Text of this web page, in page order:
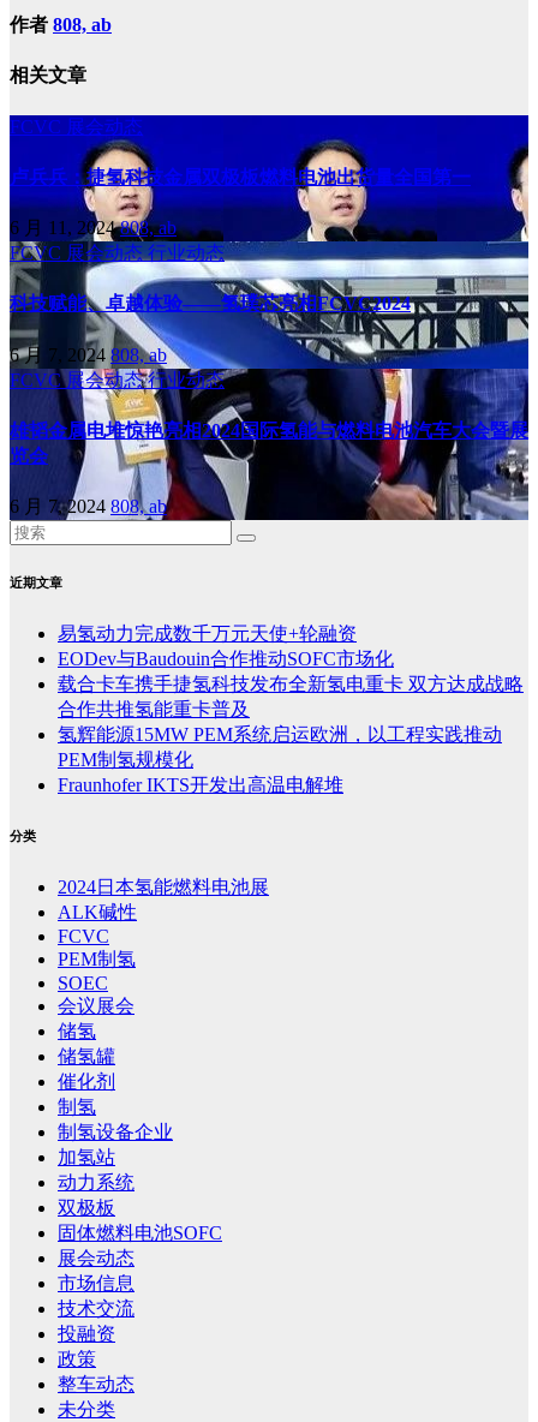
作者 808, ab
相关文章
FCVC 展会动态
卢兵兵：捷氢科技金属双极板燃料电池出货量全国第一
6 月 11, 2024808, ab
FCVC 展会动态行业动态
科技赋能、卓越体验——氢璞芯亮相FCVC2024
6 月 7, 2024 808, ab
FCVC展会动态行业动态
雄韬金属电堆惊艳亮相2024国际氢能与燃料电池汽车大会暨展
览会
6 月 7, 2024 808, ab
近期文章
易氢动力完成数千万元天使+轮融资
EODev与Baudouin合作推动SOFC市场化
载合卡车携手捷氢科技发布全新氢电重卡 双方达成战略
合作共推氢能重卡普及
氢辉能源15MW PEM系统启运欧洲，以工程实践推动
PEM制氢规模化
Fraunhofer IKTS开发出高温电解堆
分类
2024日本氢能燃料电池展
ALK碱性
FCVC
PEM制氢
SOEC
会议展会
储氢
储氢罐
催化剂
制氢
制氢设备企业
加氢站
动力系统
双极板
固体燃料电池SOFC
展会动态
市场信息
技术交流
投融资
政策
整车动态
未分类